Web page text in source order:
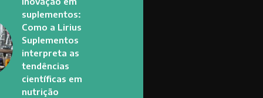
suplementos:
Como a Lirius
Suplementos
interpreta as
tendências
científicas em
nutrição